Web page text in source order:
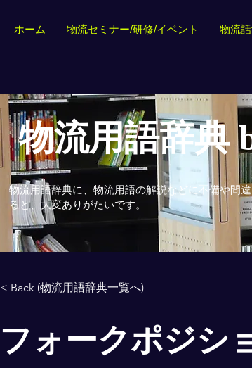
ホーム 物流セミナー/研修/イベント 物流
物流用語辞典
物流用語辞典に、物流用語の解説などに不備や間
ると、大変ありがたいです。
< Back (物流用語辞典一覧へ)
フォークポジシ